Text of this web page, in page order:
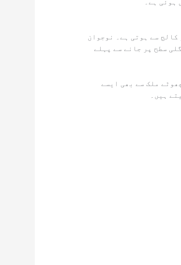
سے ہوتی ہے۔ نوجوان
سطح پر جانے سے پہلے
ملک سے بھی ایسے
ہیں۔